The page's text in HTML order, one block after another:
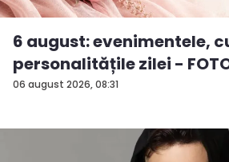
06 august 2026, 08:31
6 august: evenimentele,
personalitățile zilei -